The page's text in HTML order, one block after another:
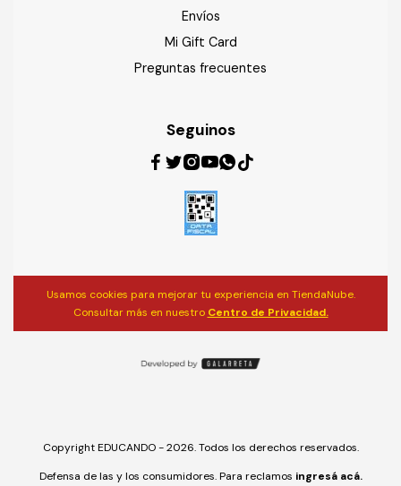
Envíos
Mi Gift Card
Preguntas frecuentes
Seguinos
Usamos cookies para mejorar tu experiencia en TiendaNube.
Consultar más en nuestro Centro de Privacidad.
Copyright EDUCANDO - 2026. Todos los derechos reservados.
Defensa de las y los consumidores. Para reclamos ingresá acá.